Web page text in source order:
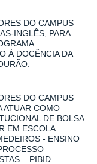
DO CAMPUS
INGLÊS, PARA
À DOCÊNCIA DA
DO CAMPUS
ATUAR COMO
DE BOLSA
EM ESCOLA
- ENSINO
– PIBID